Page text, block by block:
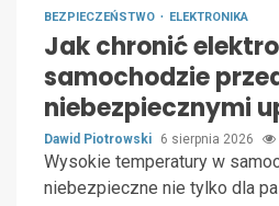
BEZPIECZEŃSTWO ELEKTRONIKA
Jak chronić
samochodzie
niebezpiecznymi
Dawid Piotrowski 6 sierpnia 2026
Wysokie temperatury w
niebezpieczne nie tylko dla